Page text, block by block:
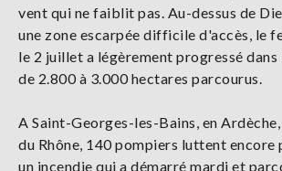
vent qui ne faiblit pas. Au-dessus de
une zone escarpée difficile d'accès, le
le 2 juillet a légèrement progressé dans
de 2.800 à 3.000 hectares parcourus.
A Saint-Georges-les-Bains, en
du Rhône, 140 pompiers luttent
un incendie qui a démarré mardi et